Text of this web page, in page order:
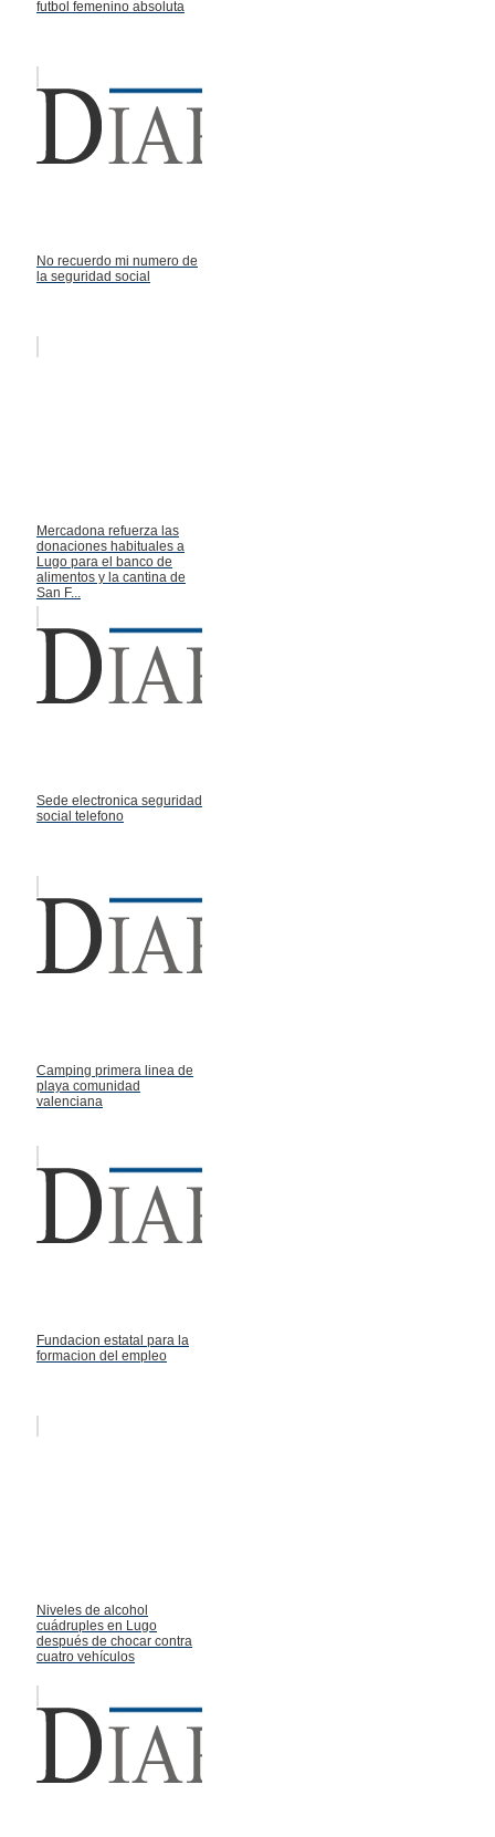
futbol femenino absoluta
No recuerdo mi numero de
la seguridad social
Mercadona refuerza las
donaciones habituales a
Lugo para el banco de
alimentos y la cantina de
San F...
Sede electronica seguridad
social telefono
Camping primera linea de
playa comunidad
valenciana
Fundacion estatal para la
formacion del empleo
Niveles de alcohol
cuádruples en Lugo
después de chocar contra
cuatro vehículos